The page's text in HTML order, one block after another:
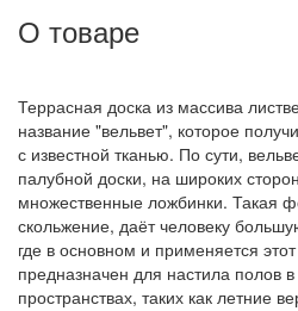
О товаре
Террасная доска из массива
название "вельвет", которое
с известной тканью. По сути,
палубной доски, на широких
множественные ложбинки. Такая
скольжение, даёт человеку
где в основном и применяется
предназначен для настила полов
пространствах, таких как летние